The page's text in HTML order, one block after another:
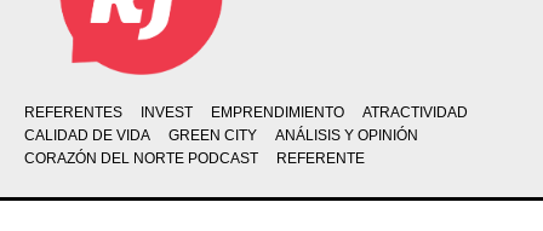
REFERENTES INVEST EMPRENDIMIENTO
ATRACTIVIDAD
CALIDAD DE VIDA
GREEN CITY
ANÁLISIS Y OPINIÓN
CORAZÓN DEL NORTE PODCAST
REFERENTE